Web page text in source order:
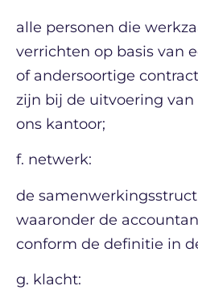
alle personen die
verrichten op basis van
of andersoortige
zijn bij de uitvoering
ons kantoor;
f. netwerk:
de
waaronder de
conform de definitie in
g. klacht: